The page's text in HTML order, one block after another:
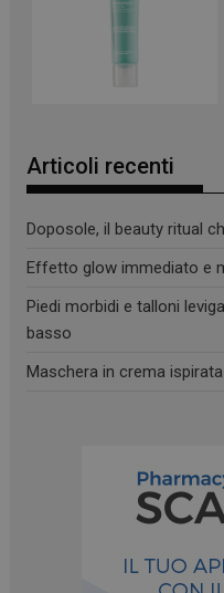
Articoli recenti
Doposole, il beauty ritual
Effetto glow immediato e
Piedi morbidi e talloni
basso
Maschera in crema
navigazione sulle
protette del sito. Il